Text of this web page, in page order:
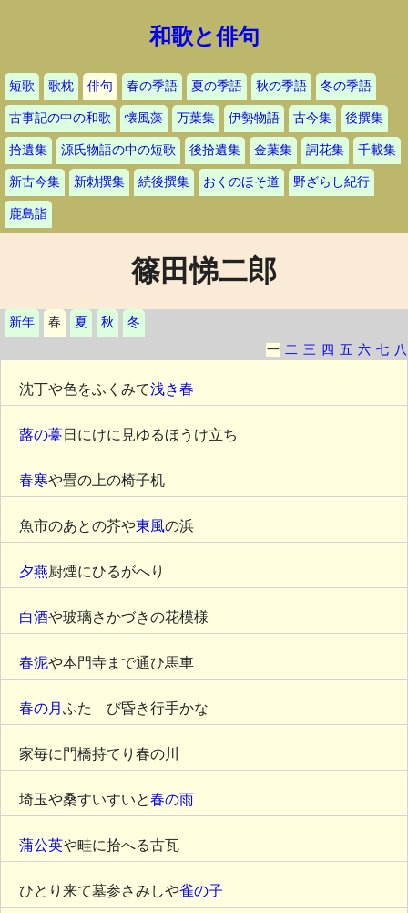
和歌と俳句
短歌 歌枕 俳句 春の季語 夏の季語 秋の季語 冬の季語
古事記の中の和歌 懐風藻 万葉集 伊勢物語 古今集 後撰集
拾遺集 源氏物語の中の短歌 後拾遺集 金葉集 詞花集 千載集
新古今集 新勅撰集 続後撰集 おくのほそ道 野ざらし紀行
鹿島詣
篠田悌二郎
新年 春 夏 秋
冬
一 二 三 四 五 六 七 八
沈丁や色をふくみて浅き春
蕗の薹日にけに見ゆるほうけ立ち
春寒や畳の上の椅子机
魚市のあとの芥や東風の浜
夕燕厨煙にひるがへり
白酒や玻璃さかづきの花模様
春泥や本門寺まで通ひ馬車
春の月 ふたゝび昏き行手かな
家毎に門橋持てり春の川
埼玉や桑すいすいと春の雨
蒲公英や畦に拾へる古瓦
ひとり来て墓参さみしや雀の子